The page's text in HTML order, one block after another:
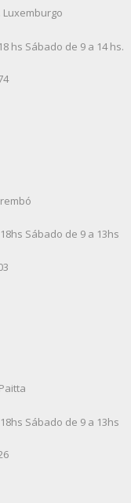
hs Sábado de 9 a 14 hs.
Sábado de 9 a 13hs
Sábado de 9 a 13hs